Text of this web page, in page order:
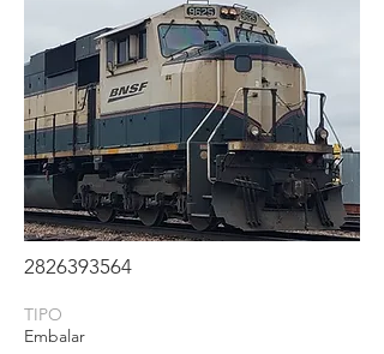
2826393564
TIPO
Embalar